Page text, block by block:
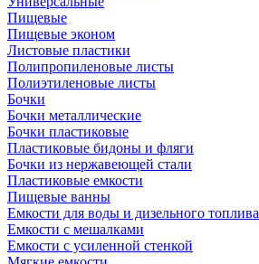
Пищевые
Пищевые эконом
Листовые пластики
Полипропиленовые листы
Полиэтиленовые листы
Бочки
Бочки металлические
Бочки пластиковые
Пластиковые бидоны и фляги
Бочки из нержавеющей стали
Пластиковые емкости
Пищевые ванны
Емкости для воды и дизельного топлива
Емкости с мешалками
Емкости с усиленной стенкой